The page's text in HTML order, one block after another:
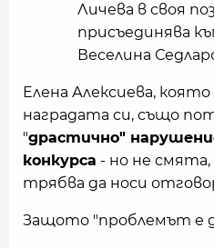
Личева в своя
присъединява
Веселина
Елена Алексиева,
наградата си, също
"драстично"
конкурса - но не смята,
трябва да носи
Защото "проблемът е